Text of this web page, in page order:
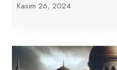
Kasım 26, 2024